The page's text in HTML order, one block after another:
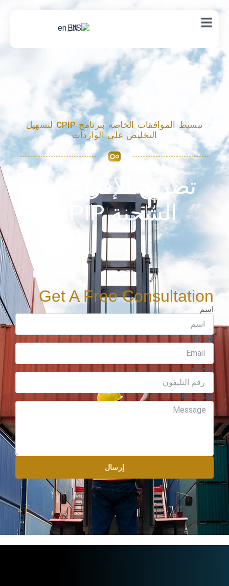
EN
تبسيط الموافقات الخاصة ببرنامج CPIP لتسهيل
التخليص على الواردات
تصريح الإفراج عن
الشحنة CPIP
Get A Free Consultation
اسم
Email
رقم الهاتف
Message
إرسال